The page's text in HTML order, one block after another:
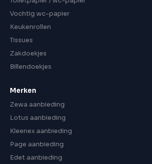
Vochtig wc-papier
Keukenrollen
Tissues
Zakdoekjes
Billendoekjes
Merken
Zewa aanbieding
Lotus aanbieding
Kleenex aanbieding
Page aanbieding
Edet aanbieding